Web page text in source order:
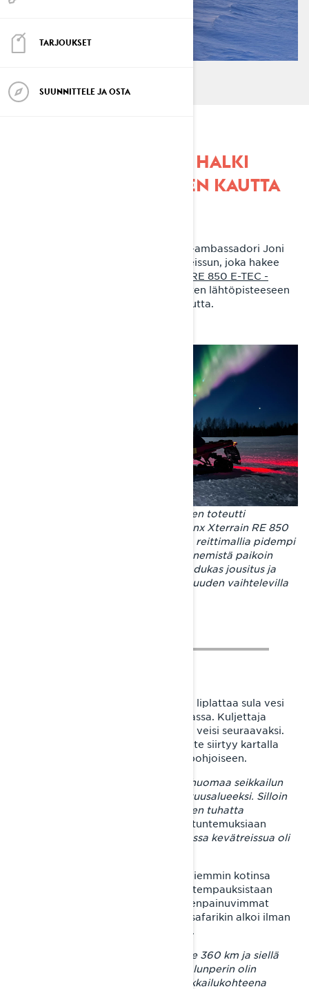
TARJOUKSET
SUUNNITTELE JA OSTA
MOOTTORIKELKALLA HALKI
SUOMEN JA JÄÄMEREN KAUTTA
Kaksi viikkoa. 5523 kilometriä. Lynx-ambassadori Joni
Maununen toteutti keväällä kelkkareissun, joka hakee
Lynx Xterrain RE 850 E-TEC -
halki Suomen palaten lähtöpisteeseen
Ivaloon Jäämeren ja Kilpisjärven kautta.
Tehty pitkille reissuille. Joni Maununen toteutti
kevätseikkailun vuosimallin 2024 Lynx Xterrain RE 850
E-TEC -crossover-kelkalla. Tavallista reittimallia pidempi
ja karkeampi telamatto huolehti etenemistä paikoin
upottavissa olosuhteissa. Huippulaadukas jousitus ja
iskunvaimennus takasivat ajomukavuuden vaihtelevilla
Suomenlahti, huhtikuu 2023. Edessä liplattaa sula vesi
Virolahdella, Suomen kaakkoiskulmassa. Kuljettaja
katsoo merta ja pohtii, minne matka veisi seuraavaksi.
Jäämeri – sinne olisi päästävä. Tavoite siirtyy kartalla
linnuntietä 1100 kilometrin päähän pohjoiseen.
– Kun matkaa on riittävästi takana, huomaa seikkailun
muuttuneen yhtäkkiä omaksi mukavuusalueeksi. Silloin
on sama, ajaako kolme vai kymmenen tuhatta
Joni Maununen kuvailee tuntemuksiaan
. Tuossa vaiheessa kevätreissua oli
Jonin reissu oli alkanut viisi päivää aiemmin kotinsa
pihalta Ivalosta. Kuten päättömistä tempauksistaan
tunnetun Lynx-ambassadorin mieleenpainuvimmat
reissut yleensäkin, pääsiäisen megasafarikin alkoi ilman
kummempia etukäteissuunnitteluita.
– Ajoin ensiksi Ivalosta Rovaniemelle 360 km ja siellä
mietin että mihinköhän sitä sitten. Alunperin olin
ajatellut ajavani legendaarisena kelkkailukohteena